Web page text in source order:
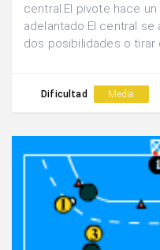
central.El pivote hace
adelantado.El central
dos posibilidades o tirar
Dificultad Media